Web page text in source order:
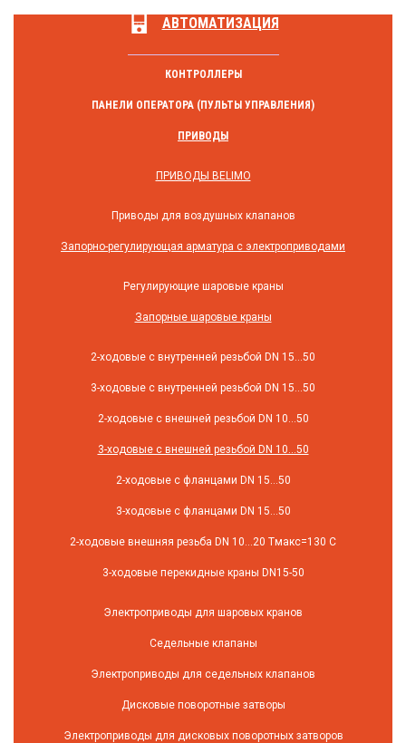
АВТОМАТИЗАЦИЯ
КОНТРОЛЛЕРЫ
ПАНЕЛИ ОПЕРАТОРА (ПУЛЬТЫ УПРАВЛЕНИЯ)
ПРИВОДЫ
ПРИВОДЫ BELIMO
Приводы для воздушных клапанов
Запорно-регулирующая арматура с электроприводами
Регулирующие шаровые краны
Запорные шаровые краны
2-ходовые с внутренней резьбой DN 15...50
3-ходовые с внутренней резьбой DN 15...50
2-ходовые с внешней резьбой DN 10...50
3-ходовые с внешней резьбой DN 10...50
2-ходовые с фланцами DN 15...50
3-ходовые с фланцами DN 15...50
2-ходовые внешняя резьба DN 10...20 Tмакс=130 C
3-ходовые перекидные краны DN15-50
Электроприводы для шаровых кранов
Седельные клапаны
Электроприводы для седельных клапанов
Дисковые поворотные затворы
Электроприводы для дисковых поворотных затворов